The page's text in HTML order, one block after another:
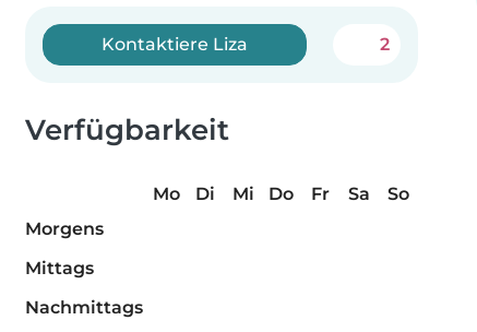
Kontaktiere Liza 2
Verfügbarkeit
Mo Di Mi Do Fr Sa
So
Morgens
Mittags
Nachmittags